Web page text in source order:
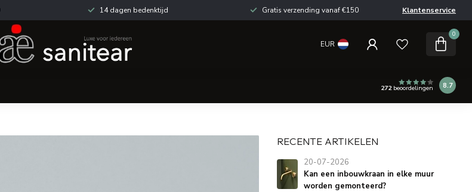
14 dagen bedenktijd Gratis verzending vanaf €150 Klantenservice
EUR
0
272beoordelingen 8.7
RECENTE ARTIKELEN
20-07-2026
Kan een inbouwkraan in elke muur
worden gemonteerd?